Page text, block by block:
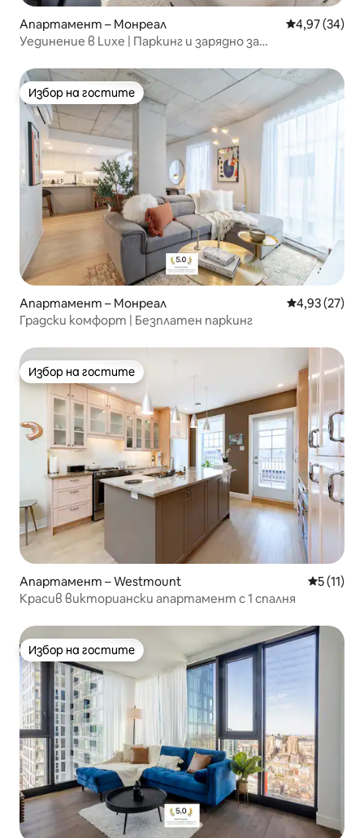
Апартамент – Монреал Средна
4,97 (34)
Уединение в Luxe | Паркинг и зарядно за
Избор на гостите
Избор на гостите
Апартамент – Монреал Средна
4,93 (27)
Градски комфорт | Безплатен паркинг
Избор на гостите
Избор на гостите
Апартамент – Westmount Средна
5 (11)
Красив викториански апартамент с 1 спалня
Избор на гостите
Избор на гостите